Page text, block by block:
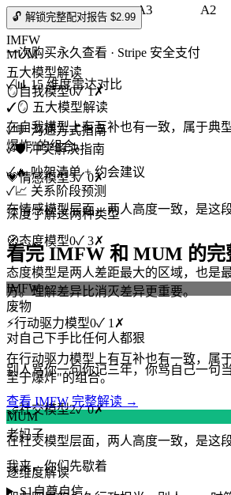
A2
A3
IMFW
MUM
五大模型解读
🪞自我模型0✓1✗
在自我模型上有互补也有一致，属于典
爆炸"的组合。
💗情感模型3✓ 0✗
在情感模型层面，两人高度一致，是这
🧭态度模型0✓ 3✗
态度模型是两人差距最大的区域，也是
方。理解差异比消灭差异更重要。
⚡行动驱力模型0✓ 1 ✗
在行动驱力模型上有互补也有一致，属
至于爆炸"的组合。
🤝社交模型2✓0✗
在社交模型层面，两人高度一致，是这
逐维度解读
S1自尊自信
🔓 解锁完整配对报告 $2.99
一次购买永久查看 · Stripe 安全支付
✓📊 15 维度雷达对比
✓🪞 五大模型解读
✓💬 沟通方式指南
✓🛡️ 冲突解决指南
✓🔥 吵架清单 + 约会建议
✓📈 关系阶段预测
深度了解这两种类型
看完 IMFW 和 MUM 的完
IMFW
废物
对自己下手比任何人都狠
别人骂你一句你记三年，你骂自己一句
查看 IMFW 完整解读 →
MUM
老妈子
我来，你们先歇着